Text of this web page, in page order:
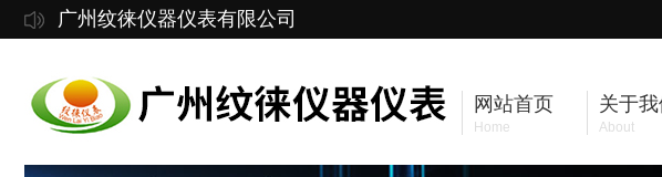
广州纹徕仪器仪表有限公司
网站首页
Home
关于我
About